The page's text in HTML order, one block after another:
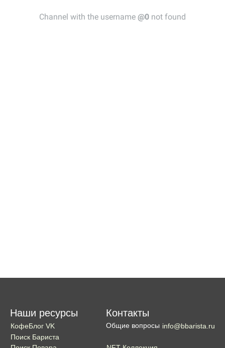
Наши ресурсы
КофеБлог VK
Поиск Бариста
Контакты
Общие вопросы info@bbarista.ru